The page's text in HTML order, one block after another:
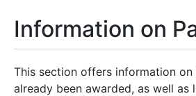
Information on
This section offers information
already been awarded, as well as